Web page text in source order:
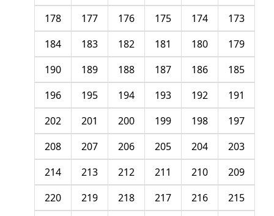
173
174
175
176
177
178
179
180
181
182
183
184
185
186
187
188
189
190
191
192
193
194
195
196
197
198
199
200
201
202
203
204
205
206
207
208
209
210
211
212
213
214
215
216
217
218
219
220